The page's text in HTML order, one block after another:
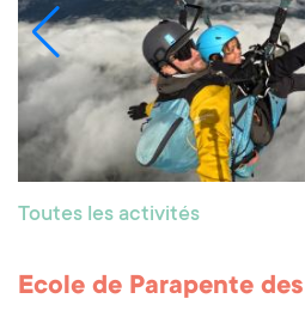
Toutes les activités
Ecole de Parapente